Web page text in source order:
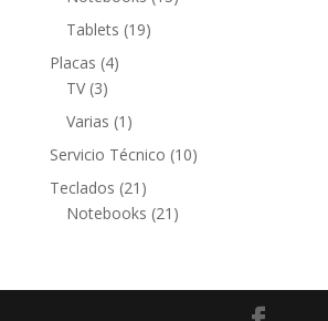
Tablets 1919
Placas 44
TV 33
productos
Varias 1 1
producto
Servicio Técnico 1010
Teclados 21 21
productos
Notebooks 21 21